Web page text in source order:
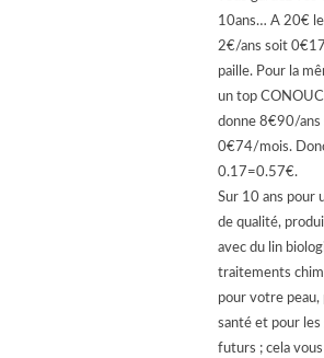
10ans… A 20€
2€/ans soit
paille. Pour la
un top
donne 8€90/ans
0€74/mois.
0.17=0.57€.
Sur 10 ans pour
de qualité,
avec du lin
traitements
pour votre
santé et pour les
futurs ; cela